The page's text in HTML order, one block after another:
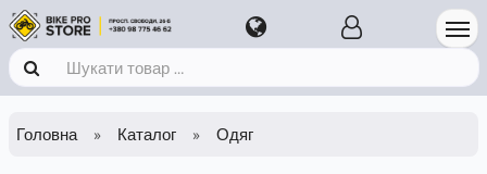
Головна Каталог Одяг